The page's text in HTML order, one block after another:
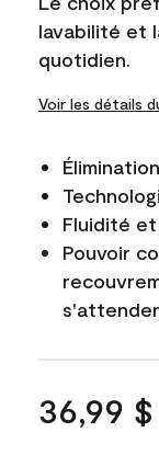
lavabilité et
quotidien.
Voir les détails
Fluidité
Pouvoir
36,99